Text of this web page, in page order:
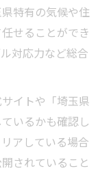
特有の気候や住
せることができ
対応力など総合
イトや「埼玉県
いるかも確認し
アしている場合
されていること